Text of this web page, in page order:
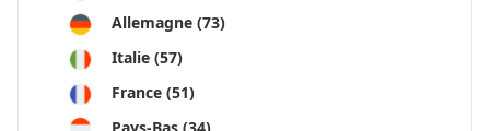
Allemagne (73)
Italie (57)
France (51)
Pays-Bas (34)